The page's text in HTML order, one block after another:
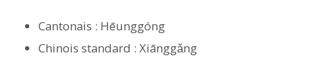
Cantonais : Hēunggóng
Chinois standard : Xiānggǎng